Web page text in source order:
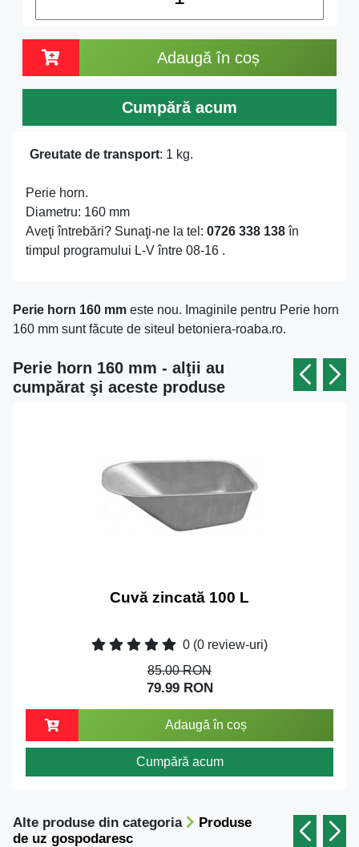
Adaugă în coș
Cumpără acum
Greutate de transport: 1 kg.
Perie horn.
Diametru: 160 mm
Aveţi întrebări? Sunaţi-ne la tel: 0726 338 138în
timpul programului L-V între 08-16 .
Perie horn 160 mm este nou. Imaginile pentru Perie horn
160 mm sunt făcute de siteul betoniera-roaba.ro.
Perie horn 160 mm - alţii au
cumpărat şi aceste produse
Cuvă zincată 100 L
0 (0 review-uri)
85.00 RON
79.99 RON
Adaugă în coș
Cumpără acum
Alte produse din categoria
Produse
de uz gospodaresc